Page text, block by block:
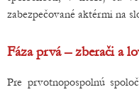
zabezpečované aktérmi na
Fáza prvá – zberači a
Pre prvotnopospolnú